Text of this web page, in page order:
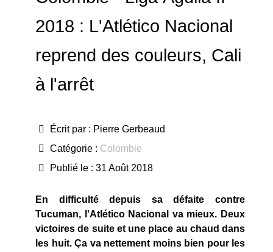
2018 : L'Atlético Nacional
reprend des couleurs, Cali
à l'arrêt
Écrit par : Pierre Gerbeaud
Catégorie : Colombie
Publié le : 31 Août 2018
En difficulté depuis sa défaite contre
Tucuman, l'Atlético Nacional va mieux. Deux
victoires de suite et une place au chaud dans
les huit. Ça va nettement moins bien pour les